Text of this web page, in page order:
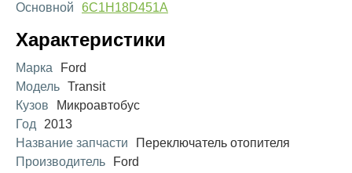
Основной 6C1H18D451A
Характеристики
Марка
Ford
Модель Transit
Кузов
Микроавтобус
Год 2013
Название запчасти
Переключатель отопителя
Производитель
Ford